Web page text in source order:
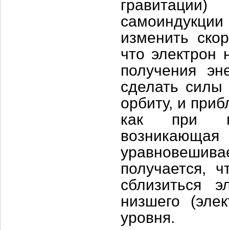
изменить
что электрон
получения
сделать
орбиту, и
как при
получается,
сблизиться
низшего
уровня.